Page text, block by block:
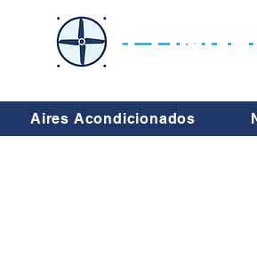
Aires Acondicionados